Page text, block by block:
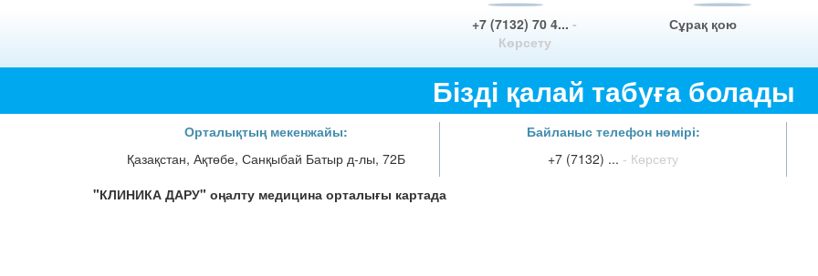
+7 (7132) 70 4... -
Көрсету
Сұрақ қою
Бізді қалай табуға болады
Орталықтың мекенжайы:
Қазақстан, Ақтөбе, Санқыбай Батыр д-лы, 72Б
Байланыс телефон нөмірі:
+7 (7132) ... - Көрсету
"КЛИНИКА ДАРУ" оңалту медицина орталығы картада